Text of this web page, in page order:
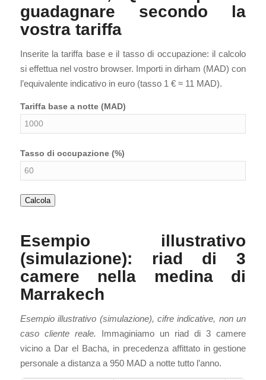
guadagnare secondo la
vostra tariffa
Inserite la tariffa base e il tasso di occupazione: il calcolo
si effettua nel vostro browser. Importi in dirham (MAD) con
l’equivalente indicativo in euro (tasso 1 € ≈ 11 MAD).
Tariffa base a notte (MAD)
Tasso di occupazione (%)
Calcola
Esempio illustrativo
(simulazione): riad di 3
camere nella medina di
Marrakech
Esempio illustrativo (simulazione), cifre indicative, non un
caso cliente reale. Immaginiamo un riad di 3 camere
vicino a Dar el Bacha, in precedenza affittato in gestione
personale a distanza a 950 MAD a notte tutto l’anno.